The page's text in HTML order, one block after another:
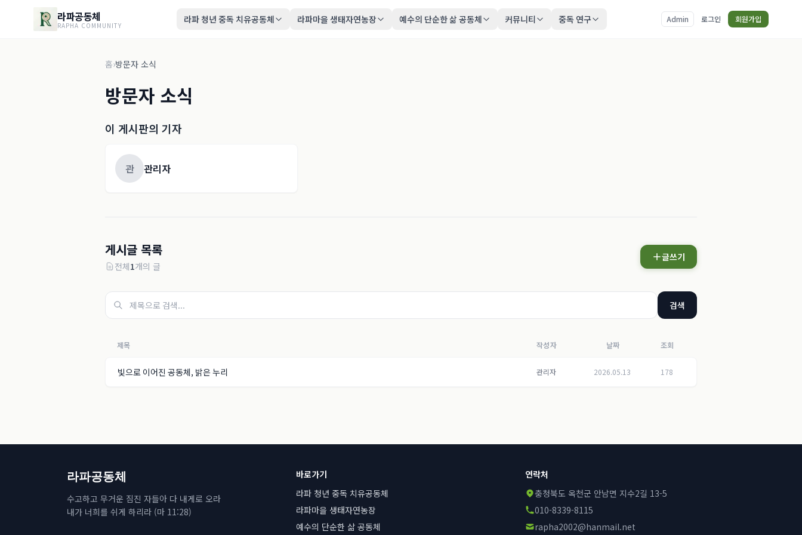
라파공동체
RAPHA COMMUNITY
라파 청년 중독 치유공동체 라파마을 생태자연농장 예수의 단순한 삶 공동체 커뮤니티 중독 연구 Admin 로그인 회원가입
홈›방문자 소식
방문자 소식
이 게시판의 기자
관 관리자
게시글 목록
전체1개의 글
글쓰기
검색
제목 작성자 날짜 조회
빛으로 이어진 공동체, 밝은 누리 관리자 2026.05.13 178
라파공동체
수고하고 무거운 짐진 자들아 다 내게로 오라
내가 너희를 쉬게 하리라 (마 11:28)
바로가기
라파 청년 중독 치유공동체
라파마을 생태자연농장
예수의 단순한 삶 공동체
연락처
충청북도 옥천군 안남면 지수2길 13-5
010-8339-8115
rapha2002@hanmail.net